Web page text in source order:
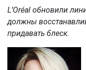
L’Oréal обновили
должны
придавать блеск.